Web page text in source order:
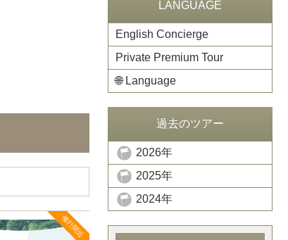
催行間近
LANGUAGE
English Concierge
Private Premium Tour
🌐Language
過去のツアー
2026年
2025年
2024年